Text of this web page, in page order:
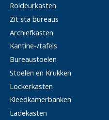
Roldeurkasten
Zit sta bureaus
Archiefkasten
Kantine-/tafels
Bureaustoelen
Stoelen en Krukken
Lockerkasten
Kleedkamerbanken
Ladekasten